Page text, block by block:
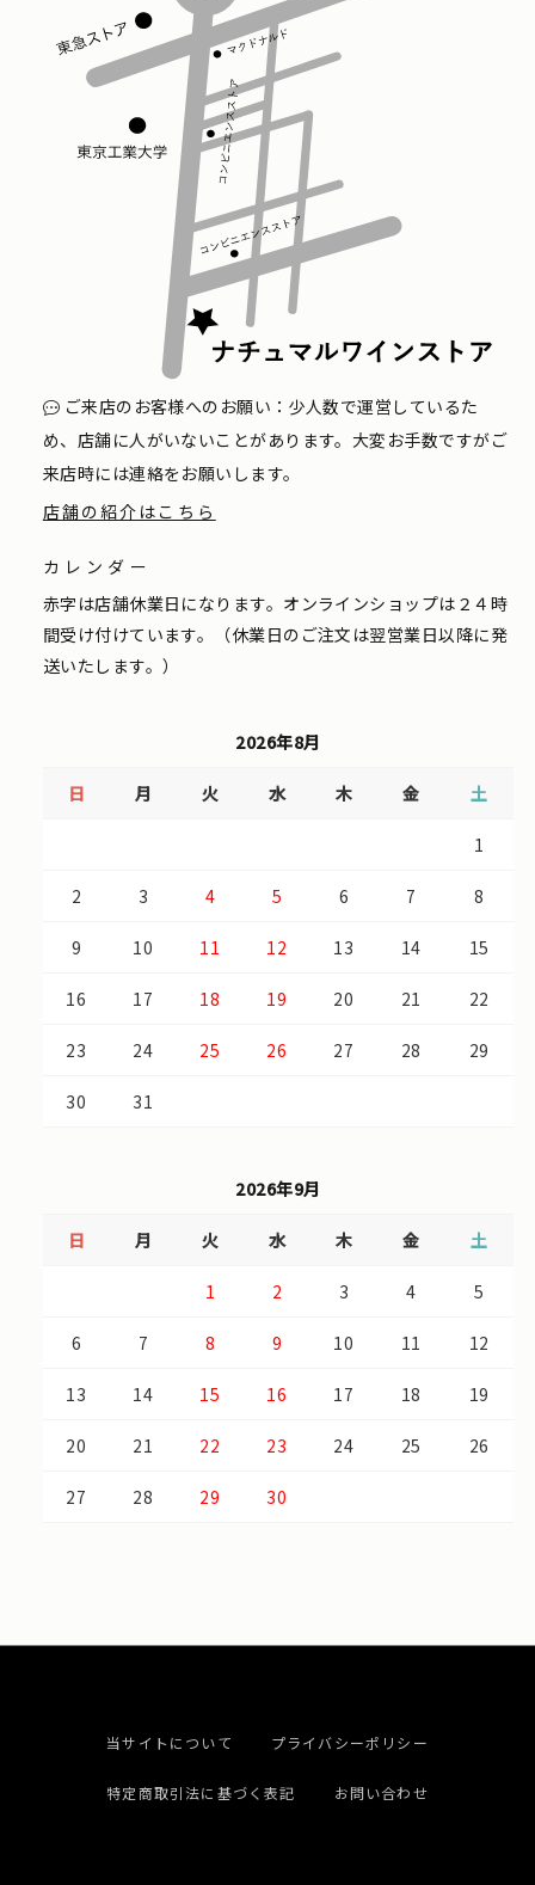
ご来店のお客様へのお願い：少人数で運営しているた
め、店舗に人がいないことがあります。大変お手数ですがご
来店時には連絡をお願いします。
店舗の紹介はこちら
カレンダー
赤字は店舗休業日になります。オンラインショップは２４時
間受け付けています。（休業日のご注文は翌営業日以降に発
送いたします。）
2026年8月
日 月 火 水 木 金 土
1
2 3 4 5 6 7 8
9 10 11 12 13 14 15
16 17 18 19 20 21 22
23 24 25 26 27 28 29
30 31
2026年9月
日 月 火 水 木 金 土
1 2 3 4 5
6 7 8 9 10 11 12
13 14 15 16 17 18 19
20 21 22 23 24 25 26
27 28 29 30
当サイトについて プライバシーポリシー
特定商取引法に基づく表記 お問い合わせ